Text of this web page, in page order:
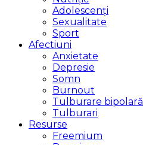
Adolescenți
Sexualitate
Sport
Afectiuni
Anxietate
Depresie
Somn
Burnout
Tulburare bipolară
Tulburari
Resurse
Freemium